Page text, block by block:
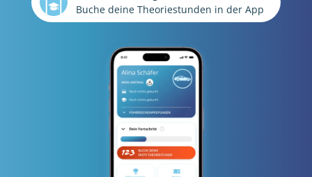
Buche deine Theoriestunden in der App